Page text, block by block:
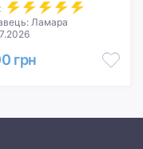
Ламара
грн